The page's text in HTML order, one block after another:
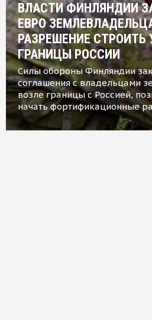
ВЛАСТИ ФИНЛЯНДИИ
ЕВРО
РАЗРЕШЕНИЕ СТРОИТЬ
ГРАНИЦЫ РОССИИ
Силы обороны Финляндии
соглашения с владельцами
возле границы с Россией,
начать фортификационные